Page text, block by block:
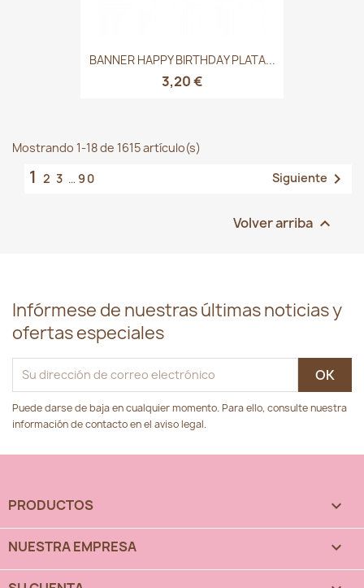
BANNER HAPPY BIRTHDAY PLATA...
3,20 €
Mostrando 1-18 de 1615 artículo(s)
1 2 3 … 90 Siguiente 
Volver arriba 
Infórmese de nuestras últimas noticias y
ofertas especiales
Puede darse de baja en cualquier momento. Para ello, consulte nuestra
información de contacto en el aviso legal.
PRODUCTOS 
NUESTRA EMPRESA 